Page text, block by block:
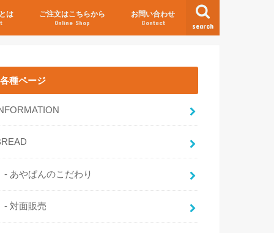
search
は ご注文はこちらから
Online Shop
お問い合わせ
Contact
各種ページ
やぱんのこだわり
対面販売